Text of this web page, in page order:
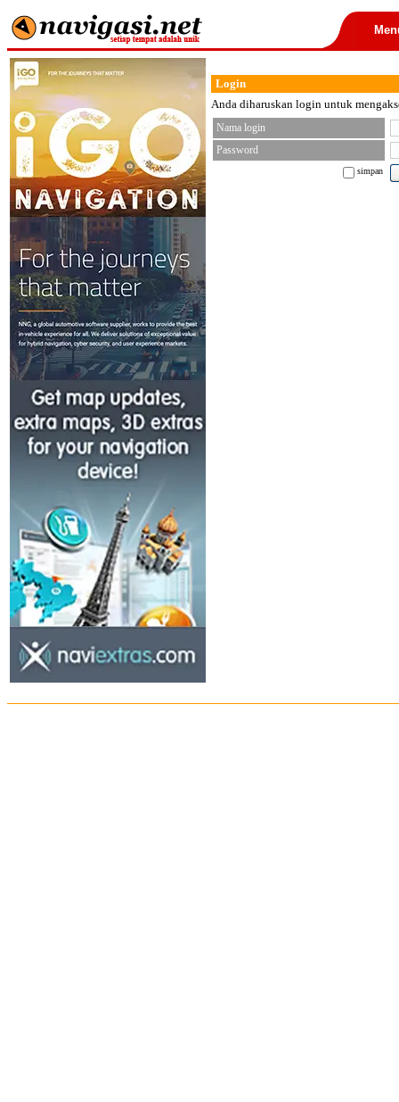
Login
Anda diharuskan login untuk
Nama login
Password
simpan